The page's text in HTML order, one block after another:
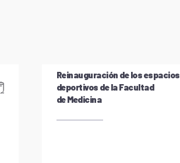
Reinauguración de los espacios
deportivos de la Facultad
de Medicina